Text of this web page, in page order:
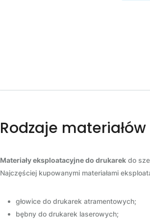
Rodzaje
Materiały eksploatacyjne do drukarek do
Najczęściej kupowanymi materiałami
głowice do drukarek atramentowych;
bębny do drukarek laserowych;